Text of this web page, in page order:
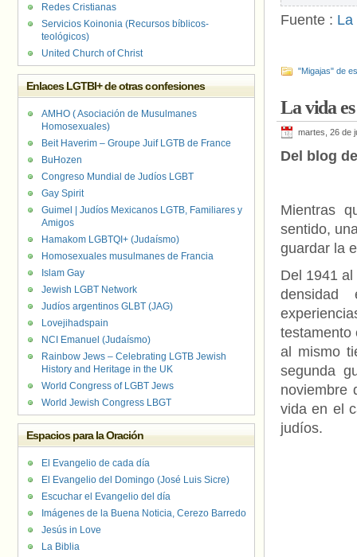
Fuente : La
"Migajas" de
La vida
martes, 26 de
Del blog
Mientras
sentido,
guardar la
Del 1941
densidad
testamento
al mismo
segunda
noviembre
vida en el
judíos.
Redes Cristianas
Servicios Koinonia (Recursos bíblicos-
teológicos)
United Church of Christ
Enlaces LGTBI+ de otras confesiones
AMHO ( Asociación de Musulmanes
Homosexuales)
Beit Haverim – Groupe Juif LGTB de France
BuHozen
Congreso Mundial de Judíos LGBT
Gay Spirit
Guimel | Judíos Mexicanos LGTB, Familiares y
Amigos
Hamakom LGBTQI+ (Judaísmo)
Homosexuales musulmanes de Francia
Islam Gay
Jewish LGBT Network
Judíos argentinos GLBT (JAG)
Lovejihadspain
NCI Emanuel (Judaísmo)
Rainbow Jews – Celebrating LGTB Jewish
History and Heritage in the UK
World Congress of LGBT Jews
World Jewish Congress LBGT
Espacios para la Oración
El Evangelio de cada día
El Evangelio del Domingo (José Luis Sicre)
Escuchar el Evangelio del día
Imágenes de la Buena Noticia, Cerezo Barredo
Jesús in Love
La Biblia